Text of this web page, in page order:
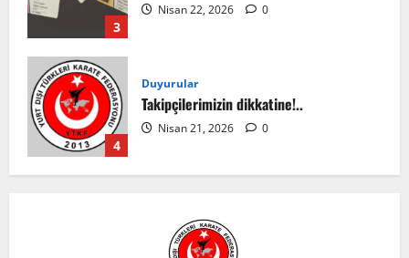
3
Nisan 22, 2026 0
4
Duyurular
Takipçilerimizin dikkatine!..
Nisan 21, 2026 0